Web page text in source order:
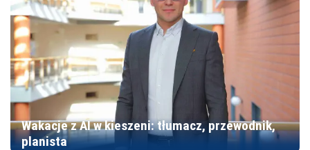
Wakacje z AI w kieszeni: tłumacz, przewodnik,
planista